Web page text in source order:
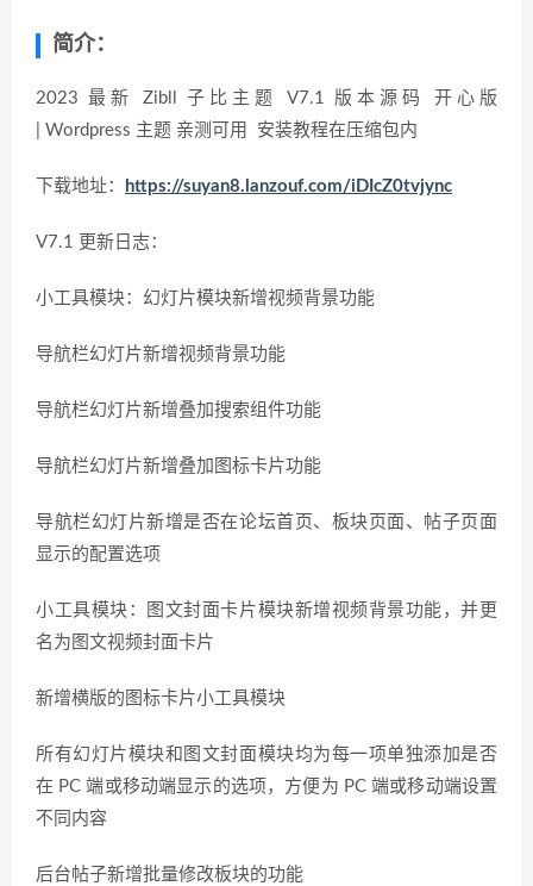
简介：
2023 最新 Zibll 子比主题 V7.1 版本源码 开心版
| Wordpress 主题 亲测可用 安装教程在压缩包内
下载地址： https://suyan8.lanzouf.com/iDIcZ0tvjync
V7.1 更新日志：
小工具模块：幻灯片模块新增视频背景功能
导航栏幻灯片新增视频背景功能
导航栏幻灯片新增叠加搜索组件功能
导航栏幻灯片新增叠加图标卡片功能
导航栏幻灯片新增是否在论坛首页、板块页面、帖子页面
显示的配置选项
小工具模块：图文封面卡片模块新增视频背景功能，并更
名为图文视频封面卡片
新增横版的图标卡片小工具模块
所有幻灯片模块和图文封面模块均为每一项单独添加是否
在 PC 端或移动端显示的选项，方便为 PC 端或移动端设置
不同内容
后台帖子新增批量修改板块的功能